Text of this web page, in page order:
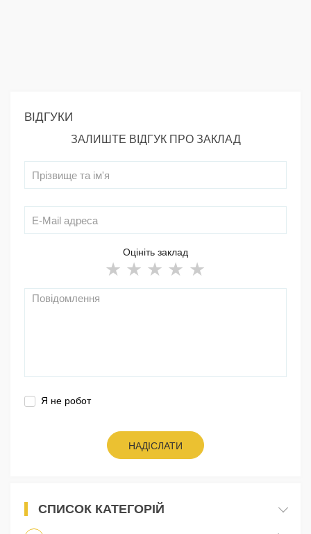
ВІДГУКИ
ЗАЛИШТЕ ВІДГУК ПРО ЗАКЛАД
Оцініть заклад
Я не робот
НАДІСЛАТИ
СПИСОК КАТЕГОРІЙ